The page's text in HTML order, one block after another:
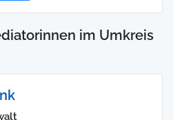
im Umkreis